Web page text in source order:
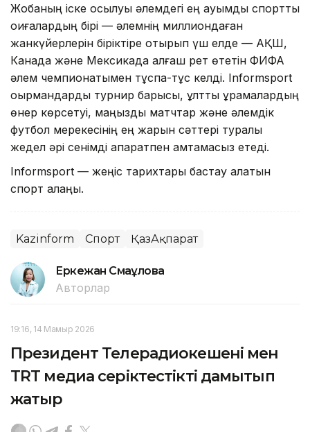
Жобаның іске қосылуы әлемдегі ең ауқымды спорттық
оқиғалардың бірі — әлемнің миллиондаған
жанкүйерлерін біріктіре отырып үш елде — АҚШ,
Канада және Мексикада алғаш рет өтетін ФИФА
әлем чемпионатымен тұспа-тұс келді. Informsport
оқырмандарды турнир барысы, ұлттық құрамалардың
өнер көрсетуі, маңызды матчтар және әлемдік
футбол мерекесінің ең жарқын сәттері туралы
жедел әрі сенімді ақпаратпен қамтамасыз етеді.
Informsport — жеңіс тарихтары бастау алатын
спорт алаңы.
Kazinform Спорт ҚазАқпарат
Еркежан Смағұлова
Авторлар
19:16, 14 Мамыр 2026
Президент Телерадиокешені мен
TRT медиа серіктестікті дамытып
жатыр